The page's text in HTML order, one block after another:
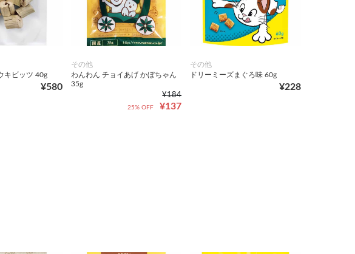
キビッツ 40g
¥580
その他
わんわん チョイあげ かぼちゃん
35g
¥184
¥137
25% OFF
その他
ドリーミーズまぐろ味 60g
¥228